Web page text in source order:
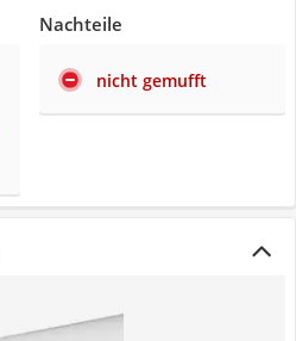
Nachteile
nicht gemufft